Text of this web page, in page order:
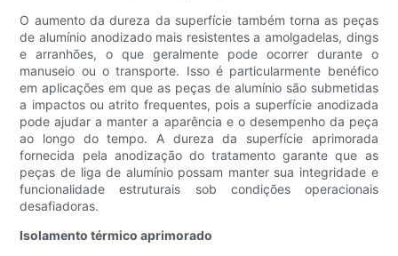
O aumento da dureza da superfície também torna as peças
de alumínio anodizado mais resistentes a amolgadelas, dings
e arranhões, o que geralmente pode ocorrer durante o
manuseio ou o transporte. Isso é particularmente benéfico
em aplicações em que as peças de alumínio são submetidas
a impactos ou atrito frequentes, pois a superfície anodizada
pode ajudar a manter a aparência e o desempenho da peça
ao longo do tempo. A dureza da superfície aprimorada
fornecida pela anodização do tratamento garante que as
peças de liga de alumínio possam manter sua integridade e
funcionalidade estruturais sob condições operacionais
desafiadoras.
Isolamento térmico aprimorado